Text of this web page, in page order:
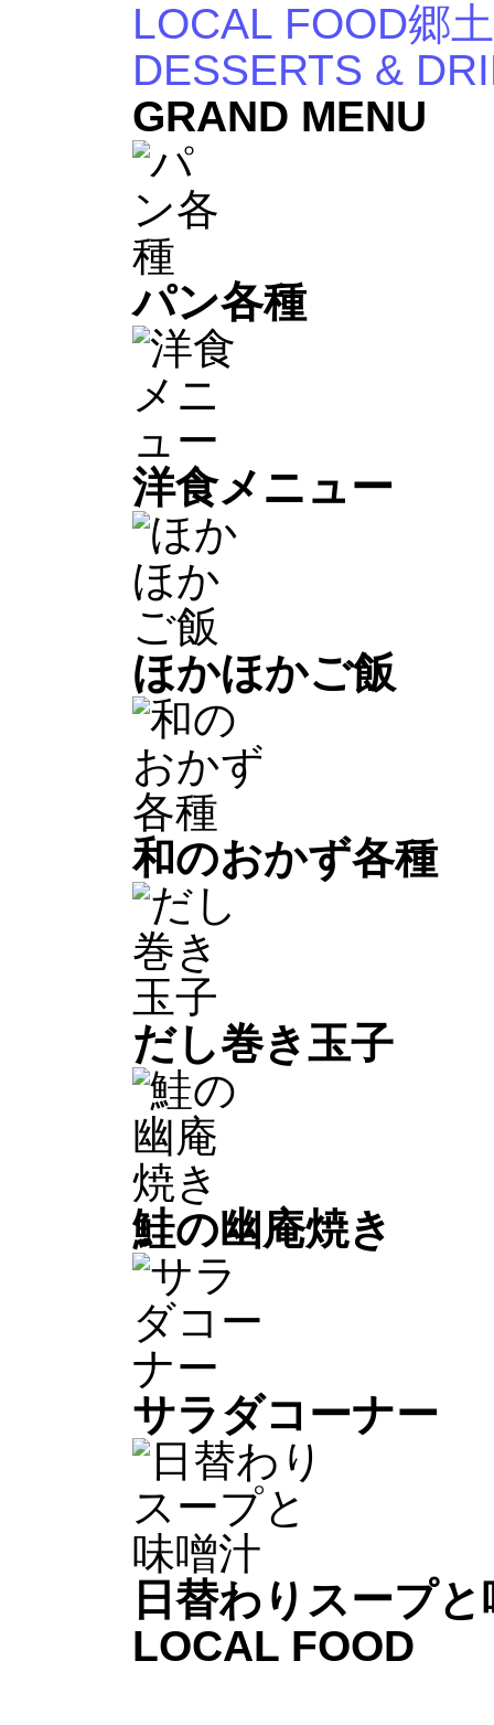
LOCAL FOOD郷
DESSERTS &
GRAND MENU
パン各種
洋食メニュー
ほかほかご飯
和のおかず各種
だし巻き玉子
鮭の幽庵焼き
サラダコーナー
日替わりスープ
LOCAL FOOD